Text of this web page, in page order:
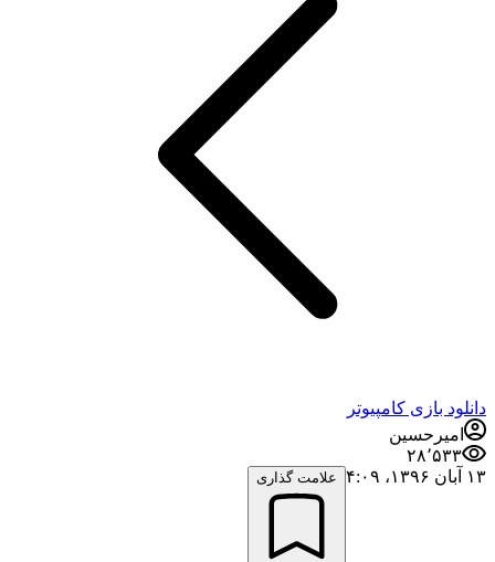
دانلود بازی کامپیوتر
امیرحسین
۲۸٬۵۳۳
۱۳ آبان ۱۳۹۶،‏ ۴:۰۹
علامت گذاری